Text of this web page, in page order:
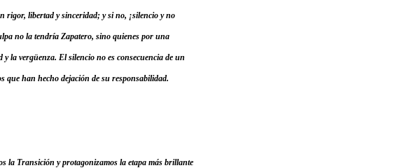
rigor, libertad y sinceridad; y si no, ¡silencio y no
no la tendría Zapatero, sino quienes por una
la vergüenza. El silencio no es consecuencia de un
que han hecho dejación de su responsabilidad.
la Transición y protagonizamos la etapa más brillante